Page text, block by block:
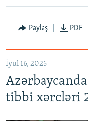
Paylaş PDF
İyul 16, 2026
tibbi xərcləri